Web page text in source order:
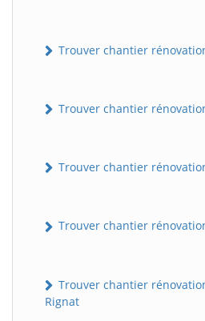
Trouver chantier
Trouver chantier
Trouver chantier
Trouver chantier
Trouver chantier
Rignat